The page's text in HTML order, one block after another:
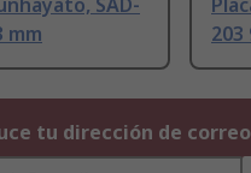
mm
203
tu dirección de correo